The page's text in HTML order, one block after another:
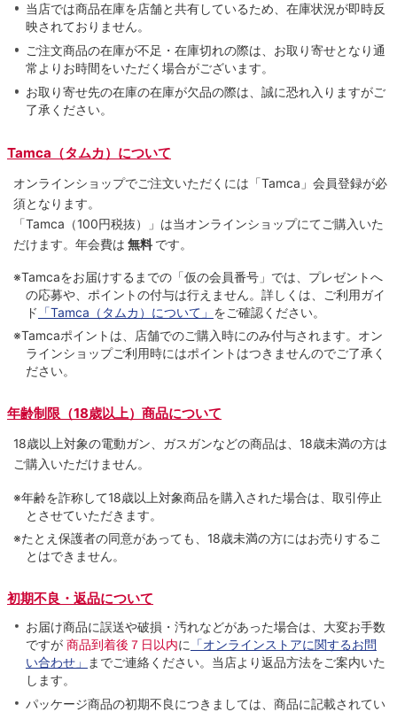
当店では商品在庫を店舗と共有しているため、在庫状況が即時反
映されておりません。
ご注文商品の在庫が不足・在庫切れの際は、お取り寄せとなり通
常よりお時間をいただく場合がございます。
お取り寄せ先の在庫の在庫が欠品の際は、誠に恐れ入りますがご
了承ください。
Tamca（タムカ）について
オンラインショップでご注⽂いただくには「Tamca」会員登録が必
須となります。
「Tamca （100円税抜）
」は当オンラインショップにてご購⼊いた
だけます。 年会費は 無料 です。
※Tamcaをお届けするまでの「仮の会員番号」では、プレゼントへ
の応募や、ポイントの付与は⾏えません。詳しくは、ご利⽤ガイ
ド 「Tamca（タムカ）について」 をご確認ください。
※Tamcaポイントは、店舗でのご購⼊時にのみ付与されます。オン
ラインショップご利用時にはポイントはつきませんのでご了承く
ださい。
年齢制限（18歳以上）商品について
18歳以上対象の電動ガン、ガスガンなどの商品は、18歳未満の方は
ご購入いただけません。
※年齢を詐称して18歳以上対象商品を購入された場合は、取引停止
とさせていただきます。
※たとえ保護者の同意があっても、18歳未満の方にはお売りするこ
とはできません。
初期不良・返品について
お届け商品に誤送や破損・汚れなどがあった場合は、大変お手数
ですが 商品到着後７日以内に 「オンラインストアに関するお問
い合わせ」
までご連絡ください。当店より返品方法をご案内いた
します。
パッケージ商品の初期不良につきましては、商品に記載されてい